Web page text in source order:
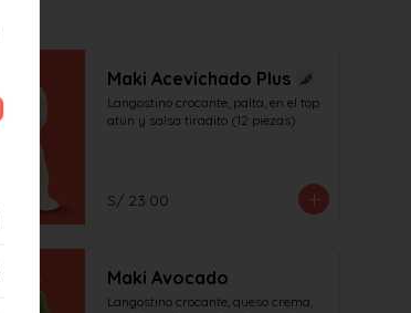
Maki Acevichado Plus
Langostino crocante, palta, en el top
atún y salsa tiradito (12 piezas)
S/ 23.00
Maki Avocado
Langostino crocante, queso crema,